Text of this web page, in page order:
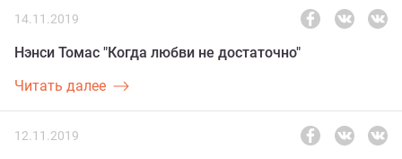
14.11.2019
Нэнси Томас "Когда любви не достаточно"
Читать далее
12.11.2019